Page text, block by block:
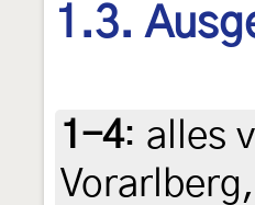
1.3.
1-4: alles